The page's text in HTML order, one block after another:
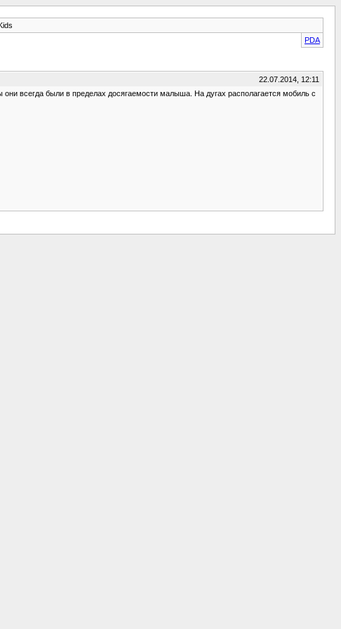
PDA
22.07.2014, 12:11
всегда были в пределах досягаемости малыша. На дугах располагается мобиль с